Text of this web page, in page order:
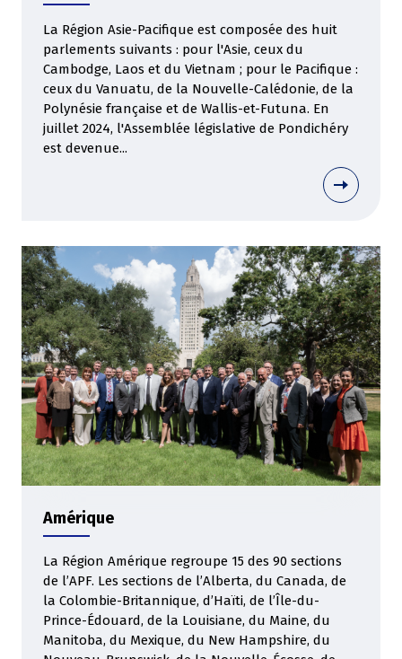
La Région Asie-Pacifique est composée des huit
parlements suivants : pour l'Asie, ceux du
Cambodge, Laos et du Vietnam ; pour le Pacifique :
ceux du Vanuatu, de la Nouvelle-Calédonie, de la
Polynésie française et de Wallis-et-Futuna. En
juillet 2024, l'Assemblée législative de Pondichéry
est devenue...
Amérique
La Région Amérique regroupe 15 des 90 sections
de l’APF. Les sections de l’Alberta, du Canada, de
la Colombie-Britannique, d’Haïti, de l’Île-du-
Prince-Édouard, de la Louisiane, du Maine, du
Manitoba, du Mexique, du New Hampshire, du